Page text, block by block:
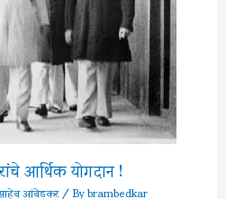
आर्थिक योगदान !
आंबेडकर/ Bybrambedkar